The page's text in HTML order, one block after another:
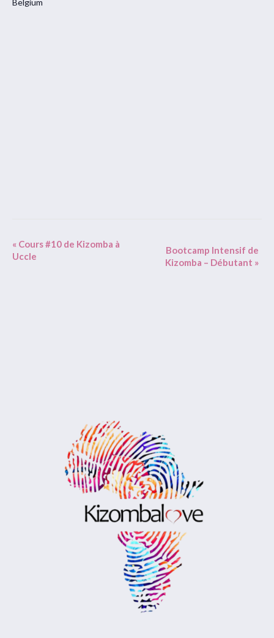
Belgium
Event
Navigation
« Cours #10 de Kizomba à
Uccle
Bootcamp Intensif de
Kizomba – Débutant »